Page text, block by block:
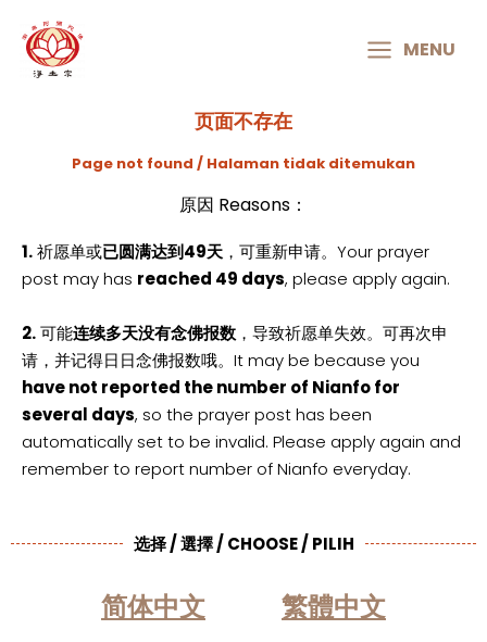
MENU
MENU
页面不存在
Page not found / Halaman tidak ditemukan
原因 Reasons：
1.祈愿单或已圆满达到49天 ，可重新申请。Your prayer
post may has reached 49 days, please apply again.
2.可能连续多天没有念佛报数 ，导致祈愿单失效。可再次申
请，并记得日日念佛报数哦。It may be because you
have not reported the number of Nianfo for
several days, so the prayer post has been
automatically set to be invalid. Please apply again and
remember to report number of Nianfo everyday.
选择 / 選擇 / CHOOSE / PILIH
简体中文 繁體中文